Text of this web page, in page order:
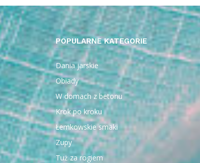
POPULARNE KATEGORIE
Dania jarskie
Obiady
W domach z betonu
Krok po kroku
Łemkowskie smaki
Zupy
Tuż za rogiem